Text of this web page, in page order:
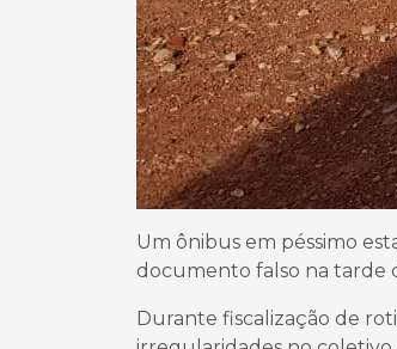
Um ônibus em péssimo
documento falso na tarde
Durante fiscalização de